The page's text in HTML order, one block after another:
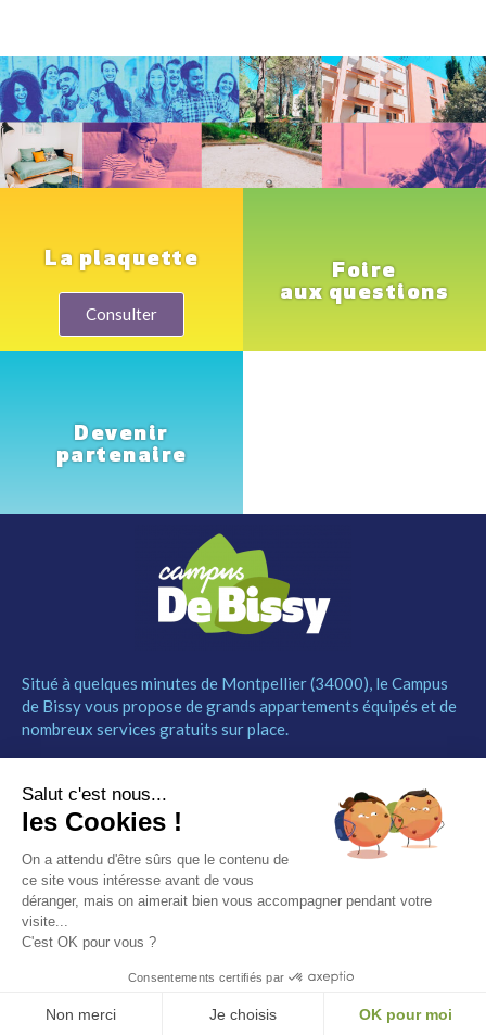
La plaquette
Consulter
Foire
aux questions
Devenir
partenaire
Situé à quelques minutes de Montpellier (34000), le Campus
de Bissy vous propose de grands appartements équipés et de
nombreux services gratuits sur place.
Le Campus
Les studios
Les services
Comment réserver
Contact
Partenaires
Mentions légales
contact@campusdebissy34.com
Route de Ganges 34980
Saint-Clément-de-Rivière
© Campus de Bissy –Mentions légales – byEtincelle
Salut c'est nous...
les Cookies !
On a attendu d'être sûrs que le contenu de
ce site vous intéresse avant de vous
déranger, mais on aimerait bien vous accompagner pendant votre
visite...
C'est OK pour vous ?
Consentements certifiés par
Non merci Je choisis OK pour moi